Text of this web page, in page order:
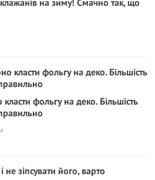
на зиму! Смачно так, що
фольгу на деко. Більшість